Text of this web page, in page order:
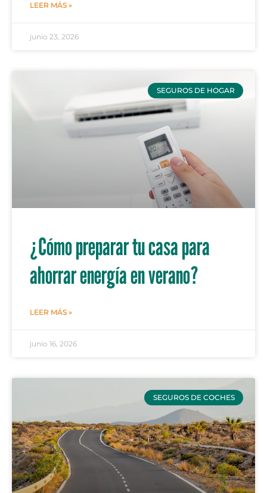
LEER MÁS »
junio 23, 2026
SEGUROS DE HOGAR
¿Cómo preparar tu casa para
ahorrar energía en verano?
LEER MÁS »
junio 16, 2026
SEGUROS DE COCHES